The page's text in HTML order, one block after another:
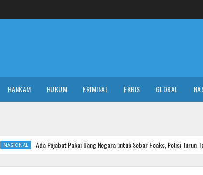
HANKAM HUKUM KRIMINAL EKBIS GLOBAL
Ada Pejabat Pakai Uang Negara untuk Sebar Hoaks, Polisi Turun Tangan